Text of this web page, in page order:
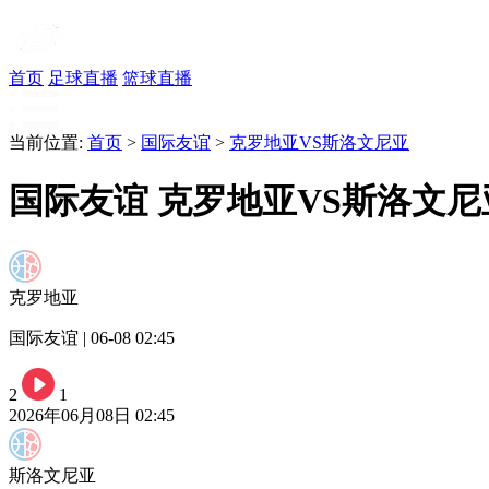
首页 足球直播 篮球直播
当前位置: 首页 > 国际友谊 > 克罗地亚VS斯洛文尼亚
国际友谊 克罗地亚VS斯洛文
克罗地亚
国际友谊 | 06-08 02:45
2
1
2026年06月08日 02:45
斯洛文尼亚